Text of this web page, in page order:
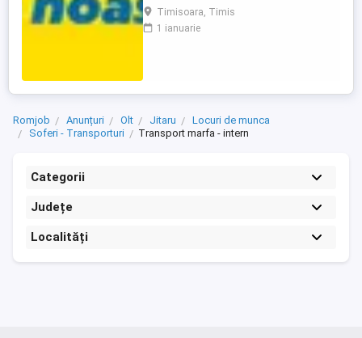
conducere categ. C+E; Atestat profesional
pentru transport marfa + card tahograf;
Atestat de macaragiu Descrierea jobului:
Timisoara, Timis
1 ianuarie
Romjob Anunțuri Olt Jitaru
Locuri de munca
Soferi - Transporturi
Transport marfa - intern
Categorii
Județe
Localități